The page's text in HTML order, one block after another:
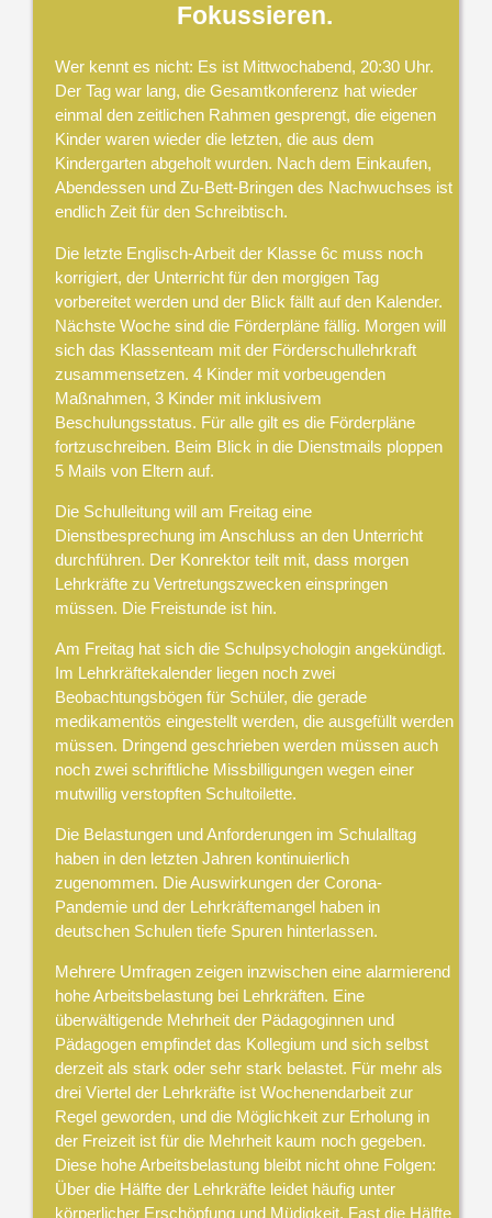
Fokussieren.
Wer kennt es nicht: Es ist Mittwochabend, 20:30 Uhr.
Der Tag war lang, die Gesamtkonferenz hat wieder
einmal den zeitlichen Rahmen gesprengt, die eigenen
Kinder waren wieder die letzten, die aus dem
Kindergarten abgeholt wurden. Nach dem Einkaufen,
Abendessen und Zu-Bett-Bringen des Nachwuchses ist
endlich Zeit für den Schreibtisch.
Die letzte Englisch-Arbeit der Klasse 6c muss noch
korrigiert, der Unterricht für den morgigen Tag
vorbereitet werden und der Blick fällt auf den Kalender.
Nächste Woche sind die Förderpläne fällig. Morgen will
sich das Klassenteam mit der Förderschullehrkraft
zusammensetzen. 4 Kinder mit vorbeugenden
Maßnahmen, 3 Kinder mit inklusivem
Beschulungsstatus. Für alle gilt es die Förderpläne
fortzuschreiben. Beim Blick in die Dienstmails ploppen
5 Mails von Eltern auf.
Die Schulleitung will am Freitag eine
Dienstbesprechung im Anschluss an den Unterricht
durchführen. Der Konrektor teilt mit, dass morgen
Lehrkräfte zu Vertretungszwecken einspringen
müssen. Die Freistunde ist hin.
Am Freitag hat sich die Schulpsychologin angekündigt.
Im Lehrkräftekalender liegen noch zwei
Beobachtungsbögen für Schüler, die gerade
medikamentös eingestellt werden, die ausgefüllt werden
müssen. Dringend geschrieben werden müssen auch
noch zwei schriftliche Missbilligungen wegen einer
mutwillig verstopften Schultoilette.
Die Belastungen und Anforderungen im Schulalltag
haben in den letzten Jahren kontinuierlich
zugenommen. Die Auswirkungen der Corona-
Pandemie und der Lehrkräftemangel haben in
deutschen Schulen tiefe Spuren hinterlassen.
Mehrere Umfragen zeigen inzwischen eine alarmierend
hohe Arbeitsbelastung bei Lehrkräften. Eine
überwältigende Mehrheit der Pädagoginnen und
Pädagogen empfindet das Kollegium und sich selbst
derzeit als stark oder sehr stark belastet. Für mehr als
drei Viertel der Lehrkräfte ist Wochenendarbeit zur
Regel geworden, und die Möglichkeit zur Erholung in
der Freizeit ist für die Mehrheit kaum noch gegeben.
Diese hohe Arbeitsbelastung bleibt nicht ohne Folgen:
Über die Hälfte der Lehrkräfte leidet häufig unter
körperlicher Erschöpfung und Müdigkeit. Fast die Hälfte